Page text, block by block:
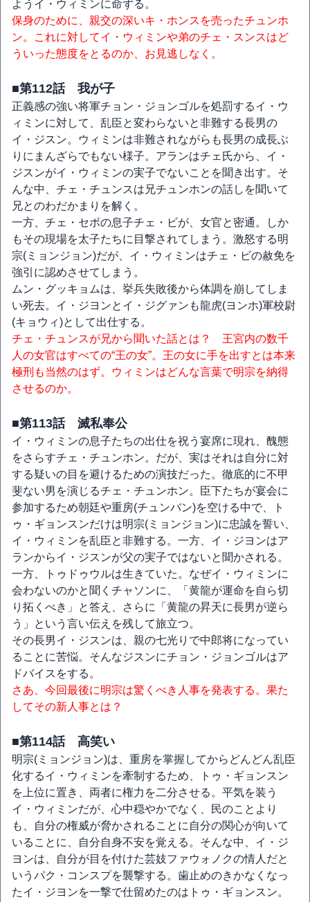
ようイ・ウィミンに命ずる。
保身のために、親交の深いキ・ホンスを売ったチュンホ
ン。これに対してイ・ウィミンや弟のチェ・スンスはど
ういった態度をとるのか、お見逃しなく。
■第112話 我が子
正義感の強い将軍チョン・ジョンゴルを処罰するイ・ウ
ィミンに対して、乱臣と変わらないと非難する長男の
イ・ジスン。ウィミンは非難されながらも長男の成長ぶ
りにまんざらでもない様子。アランはチェ氏から、イ・
ジスンがイ・ウィミンの実子でないことを聞き出す。そ
んな中、チェ・チュンスは兄チュンホンの話しを聞いて
兄とのわだかまりを解く。
一方、チェ・セボの息子チェ・ビが、女官と密通。しか
もその現場を太子たちに目撃されてしまう。激怒する明
宗(ミョンジョン)だが、イ・ウィミンはチェ・ビの赦免を
強引に認めさせてしまう。
ムン・グッキョムは、挙兵失敗後から体調を崩してしま
い死去。イ・ジヨンとイ・ジグァンも龍虎(ヨンホ)軍校尉
(キョウィ)として出仕する。
チェ・チュンスが兄から聞いた話とは？ 王宮内の数千
人の女官はすべての“王の女”。王の女に手を出すとは本来
極刑も当然のはず。ウィミンはどんな言葉で明宗を納得
させるのか。
■第113話 滅私奉公
イ・ウィミンの息子たちの出仕を祝う宴席に現れ、醜態
をさらすチェ・チュンホン。だが、実はそれは自分に対
する疑いの目を避けるための演技だった。徹底的に不甲
斐ない男を演じるチェ・チュンホン。臣下たちが宴会に
参加するため朝廷や重房(チュンバン)を空ける中で、ト
ゥ・ギョンスンだけは明宗(ミョンジョン)に忠誠を誓い、
イ・ウィミンを乱臣と非難する。一方、イ・ジヨンはア
ランからイ・ジスンが父の実子ではないと聞かされる。
一方、トゥドゥウルは生きていた。なぜイ・ウィミンに
会わないのかと聞くチャソンに、「黄龍が運命を自ら切
り拓くべき」と答え、さらに「黄龍の昇天に長男が逆ら
う」という言い伝えを残して旅立つ。
その長男イ・ジスンは、親の七光りで中郎将になってい
ることに苦悩。そんなジスンにチョン・ジョンゴルはア
ドバイスをする。
さあ、今回最後に明宗は驚くべき人事を発表する。果た
してその新人事とは？
■第114話 高笑い
明宗(ミョンジョン)は、重房を掌握してからどんどん乱臣
化するイ・ウィミンを牽制するため、トゥ・ギョンスン
を上位に置き、両者に権力を二分させる。平気を装う
イ・ウィミンだが、心中穏やかでなく、民のことより
も、自分の権威が脅かされることに自分の関心が向いて
いることに、自分自身不安を覚える。そんな中、イ・ジ
ヨンは、自分が目を付けた芸妓ファウォノクの情人だと
いうパク・コンスプを襲撃する。歯止めのきかなくなっ
たイ・ジヨンを一撃で仕留めたのはトゥ・ギョンスン。